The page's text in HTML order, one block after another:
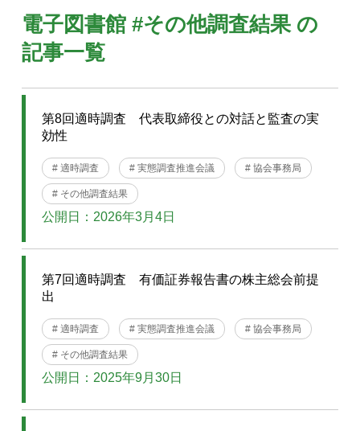
電子図書館 #その他調査結果 の
記事一覧
第8回適時調査 代表取締役との対話と監査の実
効性
# 適時調査 # 実態調査推進会議 # 協会事務局
# その他調査結果
公開日：2026年3月4日
第7回適時調査 有価証券報告書の株主総会前提
出
# 適時調査 # 実態調査推進会議 # 協会事務局
# その他調査結果
公開日：2025年9月30日